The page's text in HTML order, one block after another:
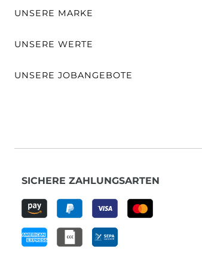
UNSERE MARKE
UNSERE WERTE
UNSERE JOBANGEBOTE
SICHERE ZAHLUNGSARTEN